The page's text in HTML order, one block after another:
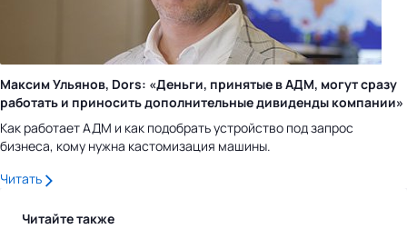
Максим Ульянов, Dors: «Деньги, принятые в АДМ, могут сразу
работать и приносить дополнительные дивиденды компании»
Как работает АДМ и как подобрать устройство под запрос
бизнеса, кому нужна кастомизация машины.
Читать
Читайте также